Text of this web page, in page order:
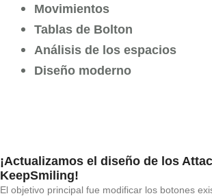
Movimientos
Tablas de Bolton
Análisis de los espacios
Diseño moderno
¡Actualizamos el diseño de los
KeepSmiling!
El objetivo principal fue modificar los botones